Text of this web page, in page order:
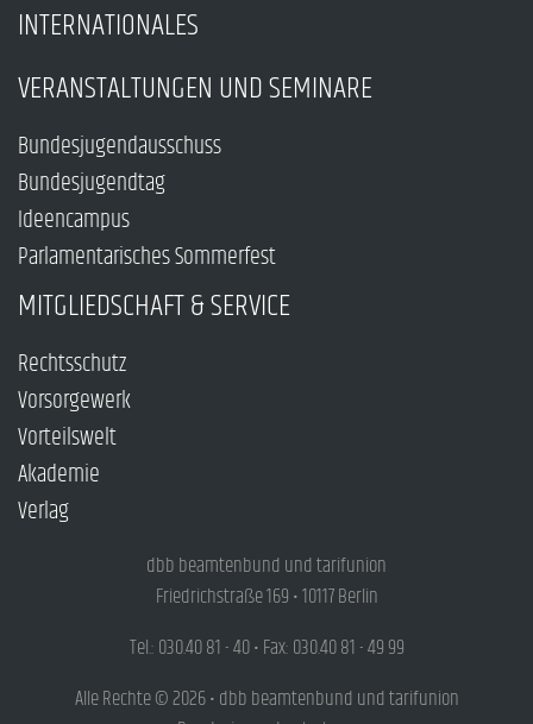
INTERNATIONALES
VERANSTALTUNGEN UND SEMINARE
Bundesjugendausschuss
Bundesjugendtag
Ideencampus
Parlamentarisches Sommerfest
MITGLIEDSCHAFT & SERVICE
Rechtsschutz
Vorsorgewerk
Vorteilswelt
Akademie
Verlag
dbb beamtenbund und tarifunion
Friedrichstraße 169 • 10117 Berlin
Tel.: 030.40 81 - 40 • Fax: 030.40 81 - 49 99
Alle Rechte © 2026 • dbb beamtenbund und tarifunion